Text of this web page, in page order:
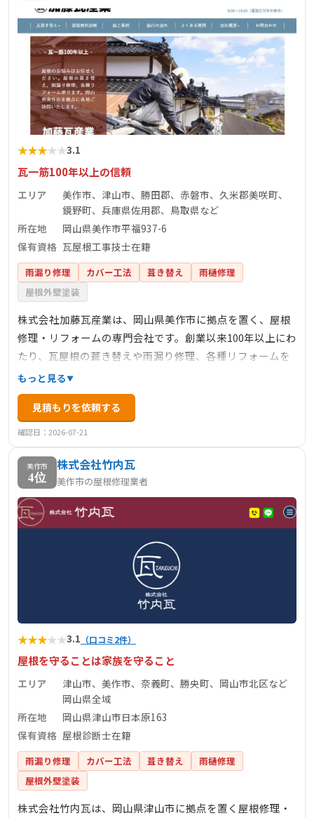
★★★★★3.1
瓦一筋100年以上の信頼
エリア
美作市、津山市、勝田郡、赤磐市、久米郡美咲町、
鏡野町、兵庫県佐用郡、鳥取県など
所在地
岡山県美作市平福937-6
保有資格 瓦屋根工事技士在籍
雨漏り修理 カバー工法 葺き替え
雨樋修理
屋根外壁塗装
株式会社加藤瓦産業は、岡山県美作市に拠点を置く、屋根
修理・リフォームの専門会社です。創業以来100年以上にわ
たり、瓦屋根の葺き替えや雨漏り修理、各種リフォームを
手掛けています。瓦屋根工事技士や1級かわらぶき技能士な
どの資格を持つ職人が在籍し、安心・安全な施工を提供し
ています。地域密着型のサービスで、お客様のニーズに応
じた最適な工法を提案し、無料で見積もりを提供していま
す。
もっと見る
見積もりを依頼する
確認日：2026-07-21
美作市
4位
株式会社竹内瓦
美作市の屋根修理業者
★★★★★3.1 （口コミ2件）
屋根を守ることは家族を守ること
エリア
津山市、美作市、奈義町、勝央町、岡山市北区など
岡山県全域
所在地
岡山県津山市日本原163
保有資格 屋根診断士在籍
雨漏り修理 カバー工法 葺き替え
雨樋修理
屋根外壁塗装
株式会社竹内瓦は、岡山県津山市に拠点を置く屋根修理・